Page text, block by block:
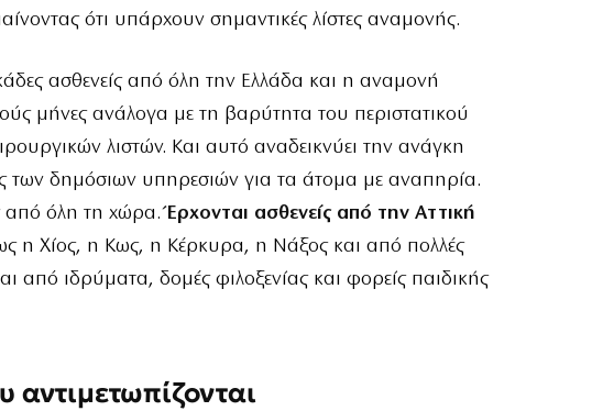
ότι υπάρχουν σημαντικές λίστες αναμονής.
ασθενείς από όλη την Ελλάδα και η αναμονή
μήνες ανάλογα με τη βαρύτητα του περιστατικού
λιστών. Και αυτό αναδεικνύει την ανάγκη
των δημόσιων υπηρεσιών για τα άτομα με αναπηρία.
από όλη τη χώρα.Έρχονται ασθενείς από την Αττική
η Χίος, η Κως, η Κέρκυρα, η Νάξος και από πολλές
από ιδρύματα, δομές φιλοξενίας και φορείς παιδικής
αντιμετωπίζονται